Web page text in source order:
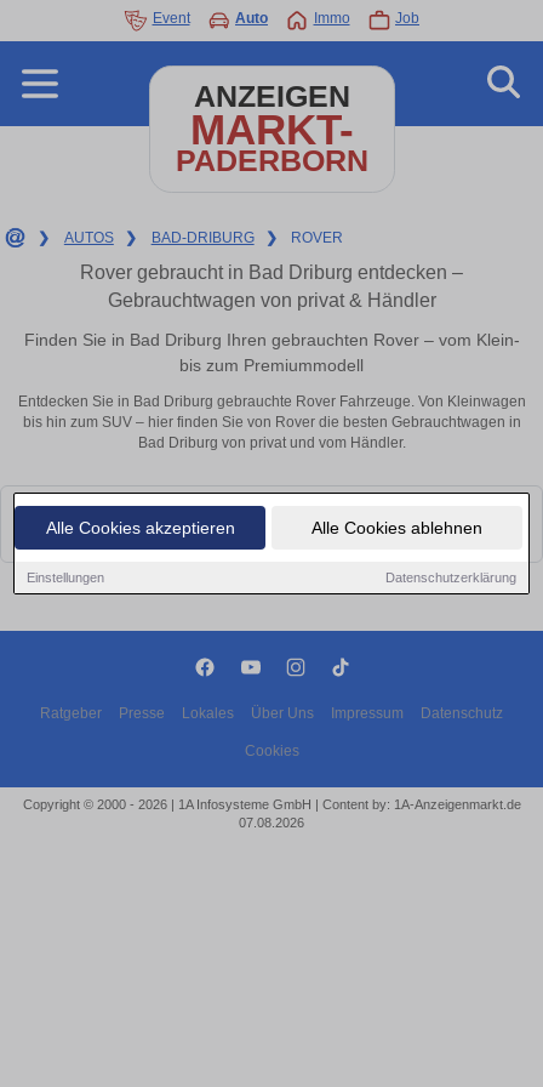
Alle Cookies akzeptieren Alle Cookies ablehnen
Einstellungen Datenschutzerklärung
Event Auto Immo Job
ANZEIGEN
MARKT-
PADERBORN
❯ AUTOS ❯ BAD-DRIBURG ❯ ROVER
Rover gebraucht in Bad Driburg entdecken –
Gebrauchtwagen von privat & Händler
Finden Sie in Bad Driburg Ihren gebrauchten Rover – vom Klein-
bis zum Premiummodell
Entdecken Sie in Bad Driburg gebrauchte Rover Fahrzeuge. Von Kleinwagen
bis hin zum SUV – hier finden Sie von Rover die besten Gebrauchtwagen in
Bad Driburg von privat und vom Händler.
Leider konnten wir derzeit keine passenden Autos finden. Schauen Sie
bald wieder vorbei!
Ratgeber Presse Lokales Über Uns Impressum Datenschutz
Cookies
Copyright © 2000 - 2026 | 1A Infosysteme GmbH | Content by: 1A-Anzeigenmarkt.de
07.08.2026